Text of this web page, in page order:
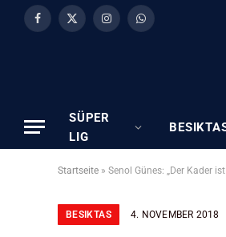
Facebook
X
InstagramWhatsApp
SÜPER
LIG
Startseite » Senol Günes: „Der Kader
BESIKTAS 4. NOVEMBER 2018